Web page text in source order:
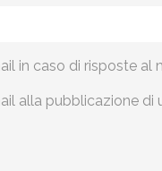
in caso di risposte al
alla pubblicazione di